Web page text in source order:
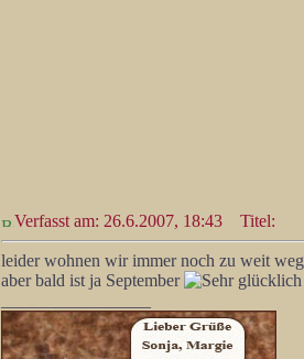
Verfasst am: 26.6.2007, 18:43 Titel:
leider wohnen wir immer noch zu weit weg
aber bald ist ja September